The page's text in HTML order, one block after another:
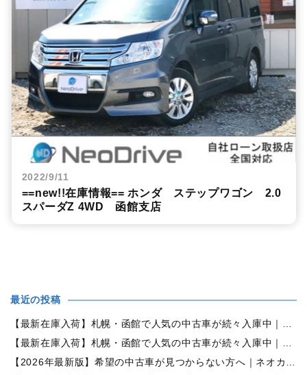
2022/9/11
==new!!在庫情報== ホンダ ステップワゴン 2.0
スパーダZ 4WD 函館支店
最近の投稿
【最新在庫入荷】札幌・函館で人気の中古車が続々入庫中｜早い者勝ち！【ダイハツ ミラココア660プラスX 4WD】
【最新在庫入荷】札幌・函館で人気の中古車が続々入庫中｜早い者勝ち！【ホンダ N-BOX660カスタムG Lパッケージ 4WD】
【2026年最新版】希望の中古車が見つからない方へ｜ネオカーオーダーで理想の一台を全国からお探しします